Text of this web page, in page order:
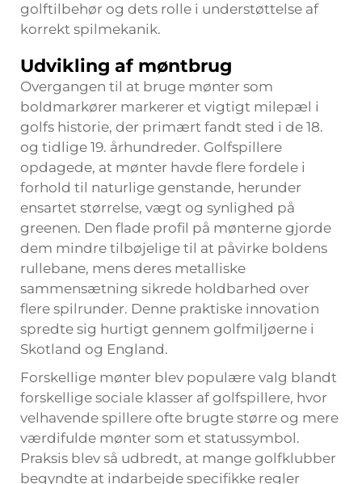
golftilbehør og dets rolle i understøttelse af
korrekt spilmekanik.
Udvikling af møntbrug
Overgangen til at bruge mønter som
boldmarkører markerer et vigtigt milepæl i
golfs historie, der primært fandt sted i de 18.
og tidlige 19. århundreder. Golfspillere
opdagede, at mønter havde flere fordele i
forhold til naturlige genstande, herunder
ensartet størrelse, vægt og synlighed på
greenen. Den flade profil på mønterne gjorde
dem mindre tilbøjelige til at påvirke boldens
rullebane, mens deres metalliske
sammensætning sikrede holdbarhed over
flere spilrunder. Denne praktiske innovation
spredte sig hurtigt gennem golfmiljøerne i
Skotland og England.
Forskellige mønter blev populære valg blandt
forskellige sociale klasser af golfspillere, hvor
velhavende spillere ofte brugte større og mere
værdifulde mønter som et statussymbol.
Praksis blev så udbredt, at mange golfklubber
begyndte at indarbejde specifikke regler